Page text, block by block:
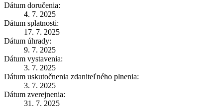
Dátum doručenia:
4. 7. 2025
Dátum splatnosti:
17. 7. 2025
Dátum úhrady:
9. 7. 2025
Dátum vystavenia:
3. 7. 2025
Dátum uskutočnenia zdaniteľného plnenia:
3. 7. 2025
Dátum zverejnenia:
31. 7. 2025